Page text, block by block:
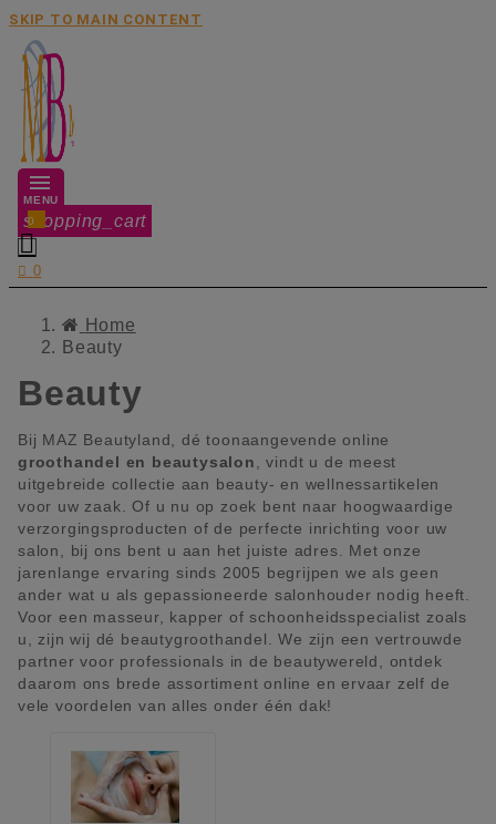
SKIP TO MAIN CONTENT
MENU
shopping_cart
0

 0
Home
Beauty
Beauty
Bij MAZ Beautyland, dé toonaangevende online
groothandel en beautysalon
, vindt u de meest
uitgebreide collectie aan beauty- en wellnessartikelen
voor uw zaak. Of u nu op zoek bent naar hoogwaardige
verzorgingsproducten of de perfecte inrichting voor uw
salon, bij ons bent u aan het juiste adres. Met onze
jarenlange ervaring sinds 2005 begrijpen we als geen
ander wat u als gepassioneerde salonhouder nodig heeft.
Voor een masseur, kapper of schoonheidsspecialist zoals
u, zijn wij dé beautygroothandel. We zijn een vertrouwde
partner voor professionals in de beautywereld, ontdek
daarom ons brede assortiment online en ervaar zelf de
vele voordelen van alles onder één dak!